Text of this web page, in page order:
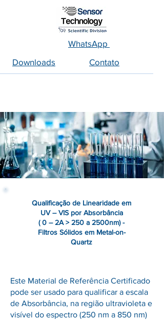
Downloads Contato
WhatsApp
Qualificação de Linearidade em
UV – VIS por Absorbância
( 0 – 2A > 250 a 2500nm) -
Filtros Sólidos em Metal-on-
Quartz
Este Material de Referência Certificado
pode ser usado para qualificar a escala
de Absorbância, na região ultravioleta e
visível do espectro (250 nm a 850 nm)